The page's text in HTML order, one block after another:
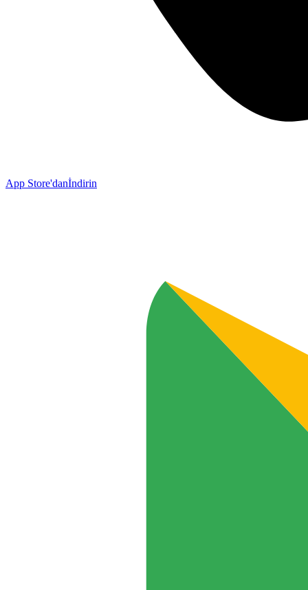
App Store'danİndirin